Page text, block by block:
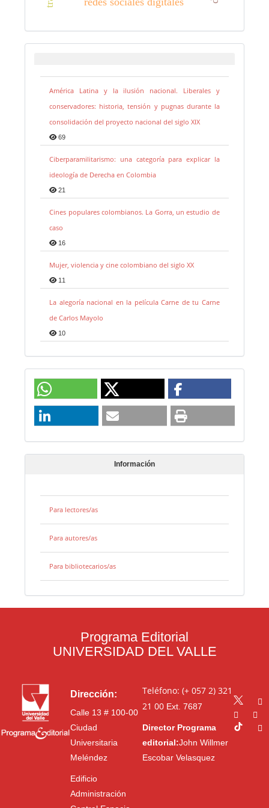
América Latina y la ilusión nacional. Liberales y
conservadores: historia, tensión y pugnas durante la
consolidación del proyecto nacional del siglo XIX
69
Ciberparamilitarismo: una categoría para explicar la
ideología de Derecha en Colombia
21
Cines populares colombianos. La Gorra, un estudio de
caso
16
Mujer, violencia y cine colombiano del siglo XX
11
La alegoría nacional en la película Carne de tu Carne
de Carlos Mayolo
10
Información
Para lectores/as
Para autores/as
Para bibliotecarios/as
Programa Editorial
UNIVERSIDAD DEL VALLE
Dirección:
Calle 13 # 100-00
Ciudad
Universitaria
Meléndez
Edificio
Administración
Teléfono: (+ 057 2) 321
21 00Ext. 7687
Director Programa
editorial:John Willmer
Escobar Velasquez